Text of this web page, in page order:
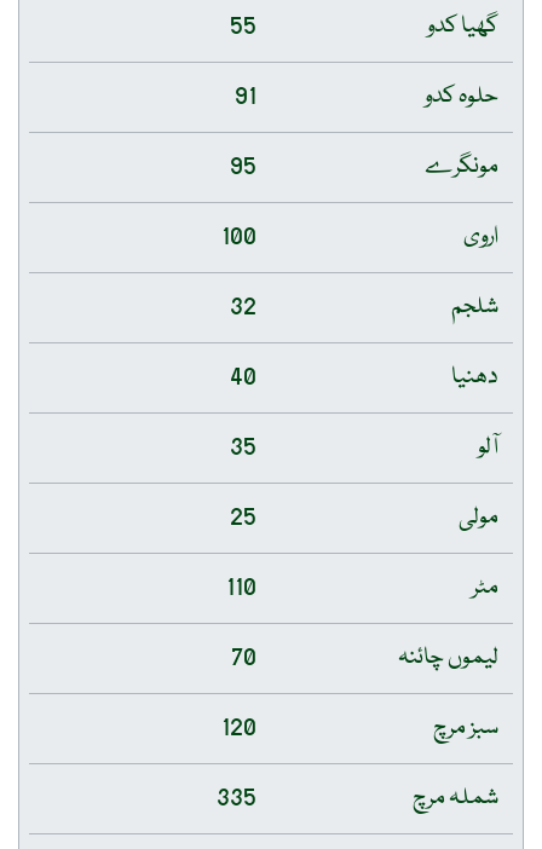
گھیا کدو
55
حلوہ کدو
91
مونگرے
95
اروی
100
شلجم
32
دھنیا
40
آلو
35
مولی
25
مٹر
110
لیموں چائنہ
70
سبز مرچ
120
شملہ مرچ
335